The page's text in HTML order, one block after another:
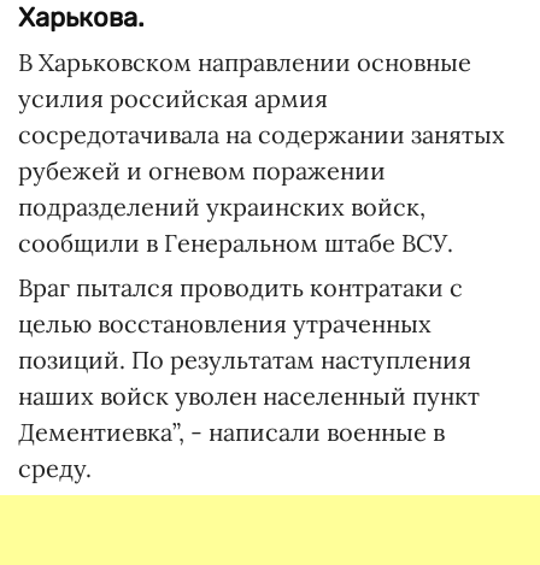
Харькова.
В Харьковском направлении основные
усилия российская армия
сосредотачивала на содержании занятых
рубежей и огневом поражении
подразделений украинских войск,
сообщили в Генеральном штабе ВСУ.
Враг пытался проводить контратаки с
целью восстановления утраченных
позиций. По результатам наступления
наших войск уволен населенный пункт
Дементиевка”, - написали военные в
среду.